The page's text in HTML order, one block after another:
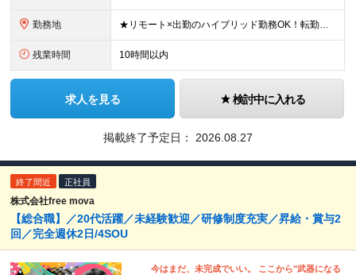
勤務地 ★リモート×出勤のハイブリッド勤務OK！転勤なし！U・Ｉターン歓迎！ 東京、神奈川、埼玉、千葉、愛知、大阪、兵庫、京都、広島、福岡をはじめとする全国各地のプロジェクト先。 プライム上場、グロース上
残業時間 10時間以内
求人を見る 検討中に入れる
掲載終了予定日： 2026.08.27
終了間近 正社員
株式会社free mova
【総合職】／20代活躍／未経験歓迎／研修制度充実／昇給・賞与2
回／完全週休2日/4SOU
今はまだ、未完成でいい。 ここから"武器になる